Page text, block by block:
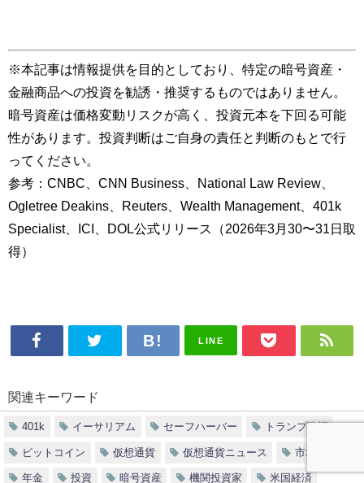
※本記事は情報提供を目的としており、特定の暗号資産・
金融商品への投資を勧誘・推奨するものではありません。
暗号資産は価格変動リスクが高く、投資元本を下回る可能
性があります。投資判断はご自身の責任と判断のもとで行
ってください。
参考：CNBC、CNN Business、National Law Review、
Ogletree Deakins、Reuters、Wealth Management、401k
Specialist、ICI、DOL公式リリース（2026年3月30〜31日取
得）
LINE
関連キーワード
401k イーサリアム セーフハーバー トランプ政権
ビットコイン 仮想通貨 仮想通貨ニュース 市場分析
年金 投資 暗号資産 機関投資家 米国経済